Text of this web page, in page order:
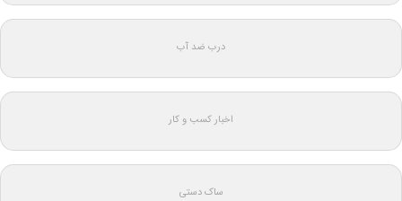
درب ضد آب
اخبار کسب و کار
ساک دستی